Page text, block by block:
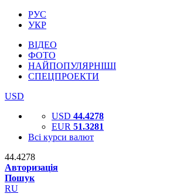
РУС
УКР
ВІДЕО
ФОТО
НАЙПОПУЛЯРНІШІ
СПЕЦПРОЕКТИ
USD
USD 44.4278
EUR 51.3281
Всі курси валют
44.4278
Авторизація
Пошук
RU